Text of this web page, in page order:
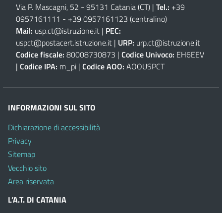
Via P. Mascagni, 52 - 95131 Catania (CT) | Tel.: +39
0957161111 - +39 0957161123 (centralino)
Mail: usp.ct@istruzione.it | PEC:
uspct@postacert.istruzione.it | URP: urp.ct@istruzione.it
Codice fiscale: 80008730873 | Codice Univoco: EH6EEV
| Codice IPA: m_pi | Codice AOO: AOOUSPCT
INFORMAZIONI SUL SITO
Dichiarazione di accessibilità
Privacy
Sitemap
Vecchio sito
Area riservata
L’A.T. DI CATANIA